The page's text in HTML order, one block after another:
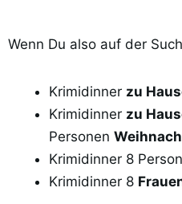
Wenn Du also auf der
Krimidinner zu
Krimidinner zu
Personen
Krimidinner 8
Krimidinner 8